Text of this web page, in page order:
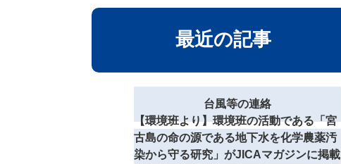
最近の記事
台風等の連絡
【環境班より】環境班の活動である「宮
古島の命の源である地下水を化学農薬汚
染から守る研究」がJICAマガジンに掲載